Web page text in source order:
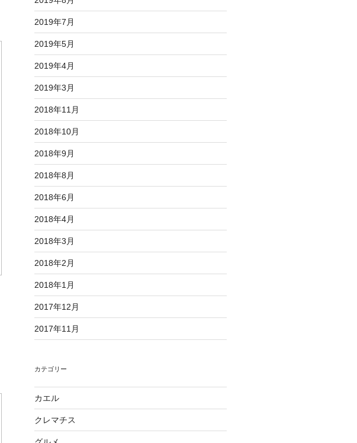
2019年7月
2019年5月
2019年4月
2019年3月
2018年11月
2018年10月
2018年9月
2018年8月
2018年6月
2018年4月
2018年3月
2018年2月
2018年1月
2017年12月
2017年11月
カテゴリー
カエル
クレマチス